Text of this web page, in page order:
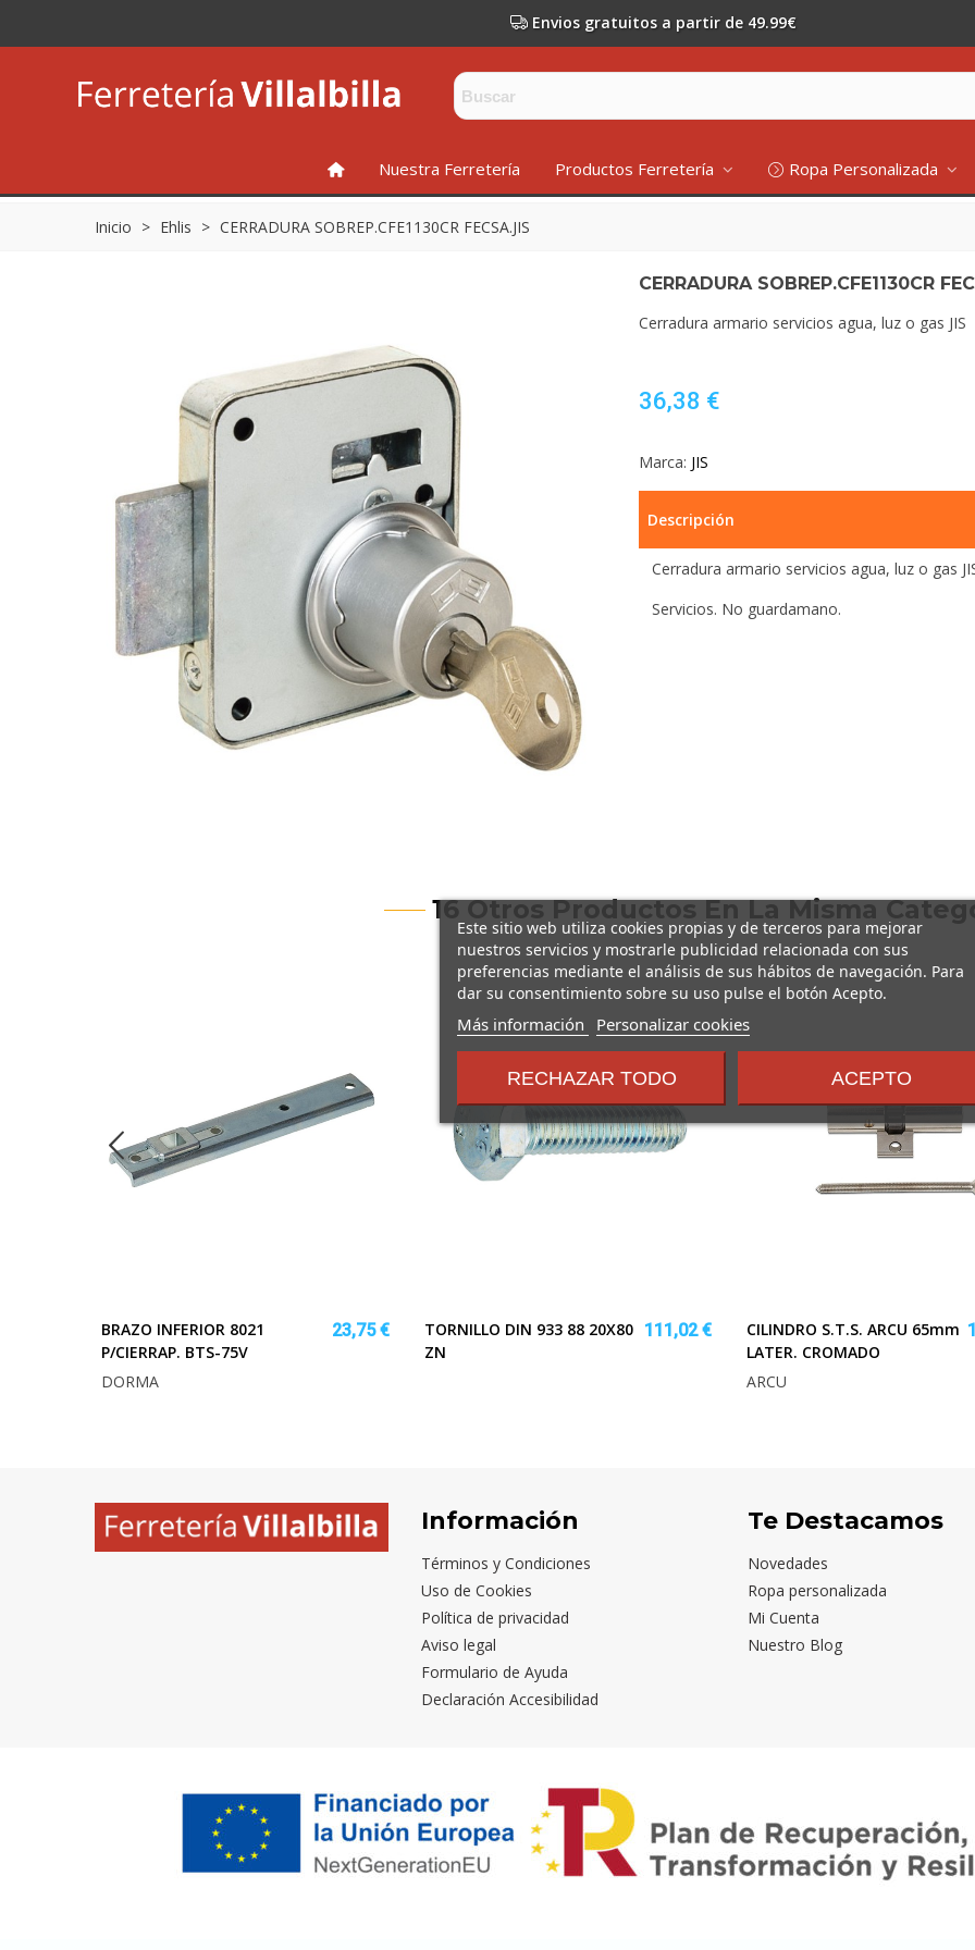
Envios gratuitos a partir de 49.99€
INICIONuestra Ferretería Productos Ferretería Ropa Personalizada
Inicio > Ehlis > CERRADURA SOBREP.CFE1130CR FECSA.JIS
CERRADURA SOBREP.CFE1130CR
Cerradura armario servicios agua, luz o gas JIS
36,38 €
Marca: JIS
Descripción
Cerradura armario servicios agua, luz o gas
Servicios. No guardamano.
16 Otros Productos En La Misma
BRAZO INFERIOR 8021
P/CIERRAP. BTS-75V
23,75 €
DORMA
TORNILLO DIN 933 88 20X80
ZN
111,02 €
CILINDRO S.T.S. ARCU 65mm
LATER. CROMADO
ARCU
Información
Términos y Condiciones
Uso de Cookies
Política de privacidad
Aviso legal
Formulario de Ayuda
Declaración Accesibilidad
Te Destacamos
Novedades
Ropa personalizada
Mi Cuenta
Nuestro Blog
Este sitio web utiliza cookies propias y de terceros para mejorar
nuestros servicios y mostrarle publicidad relacionada con sus
preferencias mediante el análisis de sus hábitos de navegación. Para
dar su consentimiento sobre su uso pulse el botón Acepto.
Más información
sobre
términos
y
condiciones
Personalizar cookies
RECHAZAR TODO ACEPTO